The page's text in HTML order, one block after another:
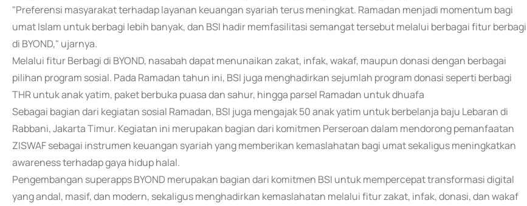
"Preferensi masyarakat terhadap layanan keuangan syariah terus meningkat. Ramadan menjadi momentum bagi
umat Islam untuk berbagi lebih banyak, dan BSI hadir memfasilitasi semangat tersebut melalui berbagai fitur berbagi
di BYOND," ujarnya.
Melalui fitur Berbagi di BYOND, nasabah dapat menunaikan zakat, infak, wakaf, maupun donasi dengan berbagai
pilihan program sosial. Pada Ramadan tahun ini, BSI juga menghadirkan sejumlah program donasi seperti berbagi
THR untuk anak yatim, paket berbuka puasa dan sahur, hingga parsel Ramadan untuk dhuafa
Sebagai bagian dari kegiatan sosial Ramadan, BSI juga mengajak 50 anak yatim untuk berbelanja baju Lebaran di
Rabbani, Jakarta Timur. Kegiatan ini merupakan bagian dari komitmen Perseroan dalam mendorong pemanfaatan
ZISWAF sebagai instrumen keuangan syariah yang memberikan kemaslahatan bagi umat sekaligus meningkatkan
awareness terhadap gaya hidup halal.
Pengembangan superapps BYOND merupakan bagian dari komitmen BSI untuk mempercepat transformasi digital
yang andal, masif, dan modern, sekaligus menghadirkan kemaslahatan melalui fitur zakat, infak, donasi, dan wakaf